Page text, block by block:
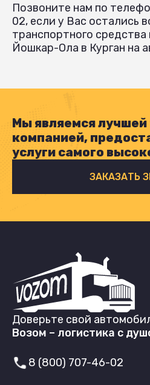
Позвоните нам по
02, если у Вас остались
транспортного
Йошкар-Ола в Курган на
Мы являемся
компанией,
услуги самого
ЗАКАЗАТЬ
Доверьте свой
Возом – логистика с
8 (800) 707-46-02